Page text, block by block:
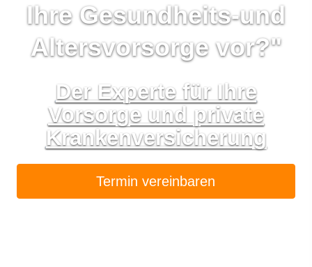
Ihre Gesundheits-und
Alters­vorsorge vor?"
Der Experte für Ihre
Vorsorge und private
Kranken­ver­si­che­rung
Termin ver­ein­baren